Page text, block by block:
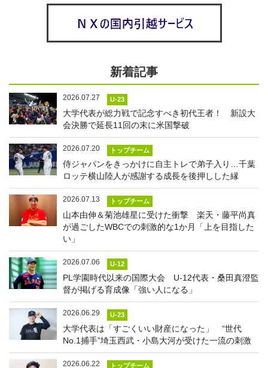
新着記事
2026.07.27 U-23
大学代表が総力戦で記念すべき初代王者！ 新設大
会決勝で延長11回の末に米国撃破
2026.07.20 トップチーム
侍ジャパンをきっかけに自主トレで弟子入り…千葉
ロッテ横山陸人が感謝する成長を後押しした縁
2026.07.13 トップチーム
山本由伸＆菊池雄星に受けた衝撃 楽天・藤平尚真
が過ごしたWBCでの刺激的な1か月「上を目指した
い」
2026.07.06 U-12
PL学園時代以来の国際大会 U-12代表・桑田真澄監
督が掲げる育成像「強い人になる」
2026.06.29 U-23
大学代表は「すごくいい財産になった」 “世代
No.1捕手”埼玉西武・小島大河が受けた一流の刺激
2026.06.22 トップチーム